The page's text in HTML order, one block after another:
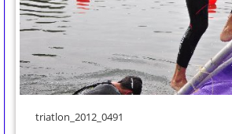
triatlon_2012_0491